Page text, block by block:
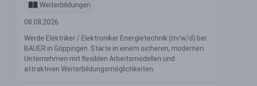
Weiterbildungen
08.08.2026
Werde Elektriker / Elektroniker Energietechnik (m/w/d) bei
BAUER in Göppingen. Starte in einem sicheren, modernen
Unternehmen mit flexiblen Arbeitsmodellen und
attraktiven Weiterbildungsmöglichkeiten.